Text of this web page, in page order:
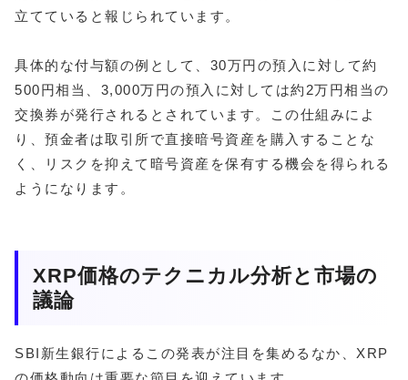
立てていると報じられています。
具体的な付与額の例として、30万円の預入に対して約
500円相当、3,000万円の預入に対しては約2万円相当の
交換券が発行されるとされています。この仕組みによ
り、預金者は取引所で直接暗号資産を購入することな
く、リスクを抑えて暗号資産を保有する機会を得られる
ようになります。
XRP価格のテクニカル分析と市場の
議論
SBI新生銀行によるこの発表が注目を集めるなか、XRP